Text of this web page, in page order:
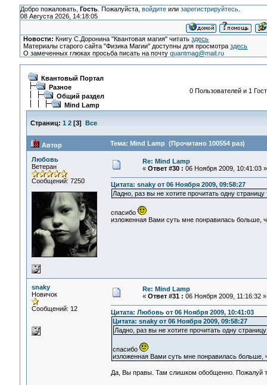
Добро пожаловать, Гость. Пожалуйста, войдитеили зарегистрируйтесь.
08 Августа 2026, 14:18:05
Новости: Книгу С.Доронина "Квантовая магия" читатьздесь
Материалы старого сайта "Физика Магии" доступны для просмотраздесь
О замеченных глюках просьба писать на почтуquantmag@mail.ru
Квантовый Портал
Разное
Общий раздел
Mind Lamp
0 Пользователей и 1
Страниц: 1 2[3] Все
Автор Тема: Mind Lamp (Прочитано 100554 раз)
Любовь
Ветеран
Сообщений: 7250
Re: Mind Lamp
« Ответ #30 : 06 Ноября 2009, 10:41:03 »
Цитата: snaky от 06 Ноября 2009, 09:58:27
Ладно, раз вы не хотите прочитать одну страницу
спасибо
изложенная Вами суть мне понравилась больше,
snaky
Новичок
Сообщений: 12
Re: Mind Lamp
« Ответ #31 : 06 Ноября 2009, 11:16:32 »
Цитата: Любовь от 06 Ноября 2009, 10:41:03
Цитата: snaky от 06 Ноября 2009, 09:58:27
Ладно, раз вы не хотите прочитать одну
спасибо
изложенная Вами суть мне понравилась больше,
Да, Вы правы. Там слишком обобщенно. Пожалуй